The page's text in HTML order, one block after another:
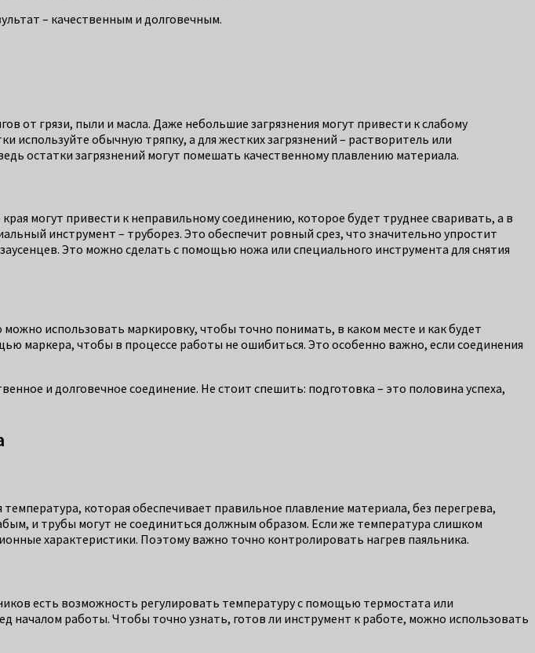
– качественным и долговечным.
от грязи, пыли и масла. Даже небольшие загрязнения могут привести к слабому
обычную тряпку, а для жестких загрязнений – растворитель или
остатки загрязнений могут помешать качественному плавлению материала.
могут привести к неправильному соединению, которое будет труднее сваривать, а в
инструмент – труборез. Это обеспечит ровный срез, что значительно упростит
Это можно сделать с помощью ножа или специального инструмента для снятия
использовать маркировку, чтобы точно понимать, в каком месте и как будет
маркера, чтобы в процессе работы не ошибиться. Это особенно важно, если соединения
и долговечное соединение. Не стоит спешить: подготовка – это половина успеха,
которая обеспечивает правильное плавление материала, без перегрева,
и трубы могут не соединиться должным образом. Если же температура слишком
характеристики. Поэтому важно точно контролировать нагрев паяльника.
есть возможность регулировать температуру с помощью термостата или
началом работы. Чтобы точно узнать, готов ли инструмент к работе, можно использовать